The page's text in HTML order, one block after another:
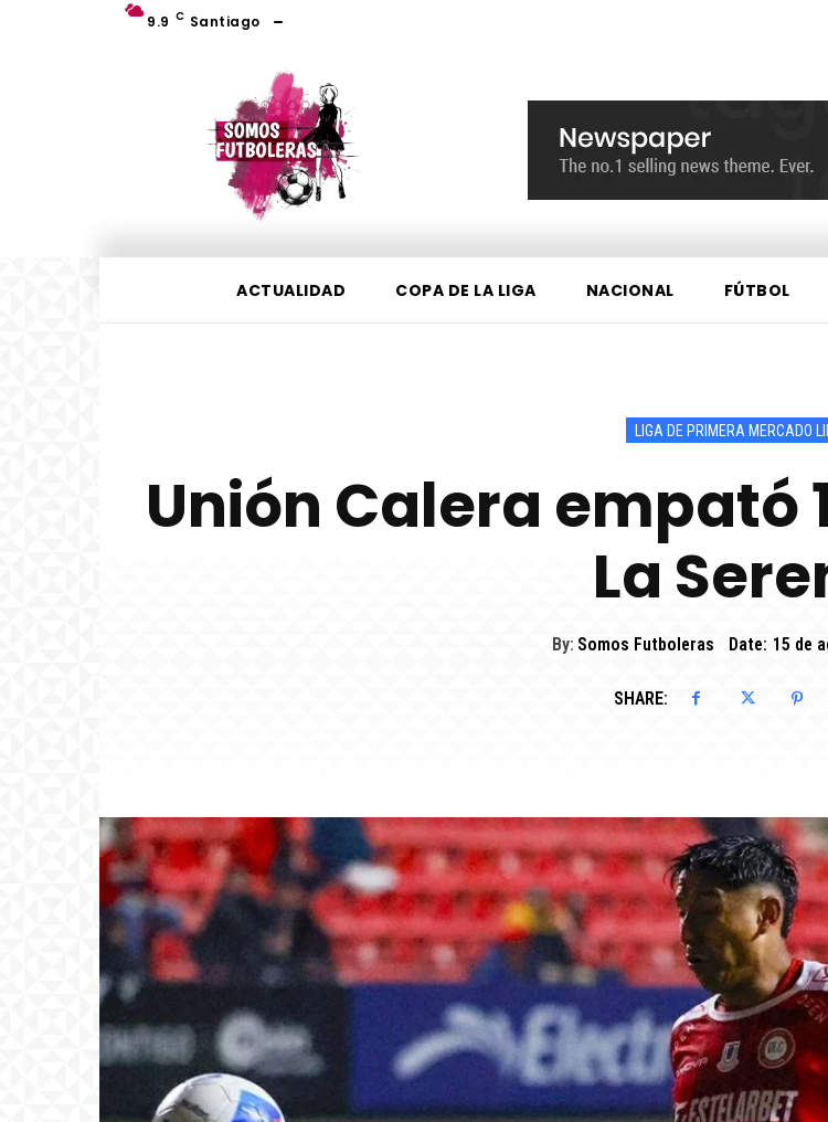
9.9 C Santiago
ACTUALIDAD COPA DE LA LIGA NACIONAL FÚTBOL
LIGA DE PRIMERA MERCADO
Unión Calera empató
La
By: Somos Futboleras Date: 15 de
SHARE: